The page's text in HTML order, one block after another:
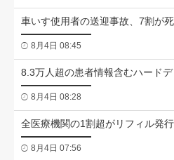
車いす使用者の送迎事故、7割が
8月4日 08:45
8.3万人超の患者情報含むハード
8月4日 08:28
全医療機関の1割超がリフィル発
8月4日 07:56